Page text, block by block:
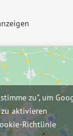
zu", um
zu aktivieren
Richtlinie